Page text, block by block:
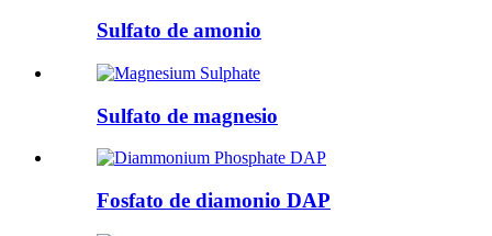
Sulfato de amonio
Sulfato de magnesio
Fosfato de diamonio DAP